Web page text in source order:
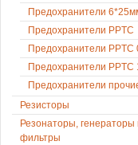
Предохранители
Предохранители PPTC
Предохранители PPTC
Предохранители PPTC
Предохранители
Резисторы
Резонаторы, генераторы
фильтры